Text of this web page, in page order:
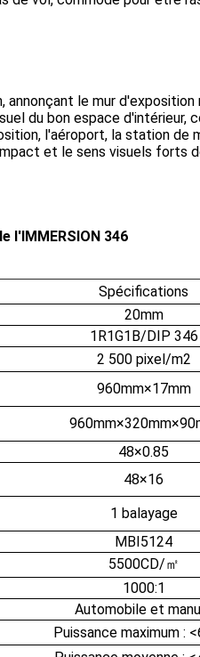
annonçant le mur
du bon espace d'intérieur,
l'aéroport, la station de
et le sens visuels forts
l'IMMERSION 346
Spécifications
20mm
1R1G1B/DIP 346
2 500 pixel/m2
960mm×17mm
48×0.85
48×16
1 balayage
MBI5124
5500CD/㎡
1000:1
Automobile et
Puissance maximum :